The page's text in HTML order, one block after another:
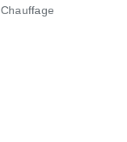
Chauffage